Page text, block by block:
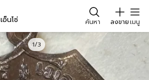
เอ็นโซ่ ค้นหา ลงขายเมนู
1/3